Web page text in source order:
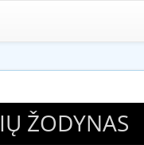
ŽODYNAS